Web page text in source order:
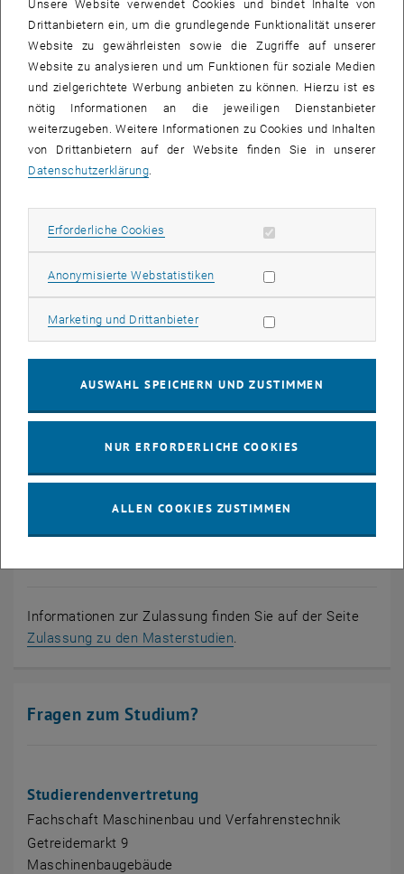
(9,0 ECTS), Humans and Robots in Manufacturing (9,0 ECTS),
Robot Vision (9,0 ECTS), Robot Challenge (9,0 ECTS).
Specialisation (Vertiefung) (15 ECTS):
Im Rahmen des
Prüfungsfaches Vertiefung sind im Modul Vertiefung
Lehrveranstaltungen im Gesamtumfang von mindestens 15 ECTS
zu absolvieren.
Innovation and Entrepreneurship (21 ECTS):
Innovation and Entrepreneurship Lehrveranstaltungen im
Gesamtumfang von mindestens 21 ECTS zu absolvieren.
Free Electives and Transferable Skills(9 ECTS)
Diploma Thesis(30 ECTS)
Weitere Informationen zum Studium
Zulassungsvoraussetzungen
Weiterführende Doktoratsstudien
Informationen zur Zulassung finden Sie auf der Seite
Zulassung zu den Masterstudien.
Fragen zum Studium?
Studierendenvertretung
Fachschaft Maschinenbau und Verfahrenstechnik
Getreidemarkt 9
Maschinenbaugebäude
Unsere Website verwendet Cookies und bindet Inhalte von
Drittanbietern ein, um die grundlegende Funktionalität unserer
Website zu gewährleisten sowie die Zugriffe auf unserer
Website zu analysieren und um Funktionen für soziale Medien
und zielgerichtete Werbung anbieten zu können. Hierzu ist es
nötig Informationen an die jeweiligen Dienstanbieter
weiterzugeben. Weitere Informationen zu Cookies und Inhalten
von Drittanbietern auf der Website finden Sie in unserer
Datenschutzerklärung
Erforderliche Cookies Erforderliche Cookies zulassen
Anonymisierte WebstatistikenStatistik Cookies zulassen
Marketing und DrittanbieterMarketing Cookies zulassen
AUSWAHL SPEICHERN UND ZUSTIMMEN
NUR ERFORDERLICHE COOKIES
ALLEN COOKIES ZUSTIMMEN